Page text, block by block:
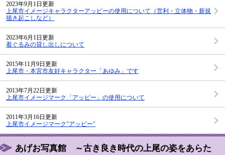
2023年9月1日更新
上尾市イメージキャラクターアッピーの使用について（営利・立体物・新規
描き起こしなど）
2023年6月1日更新
着ぐるみの貸し出しについて
2015年11月9日更新
上尾市・本宮市友好キャラクター「あゆみ」です
2013年7月22日更新
上尾市イメージマーク「アッピー」の使用について
2011年3月16日更新
上尾市イメージマーク"アッピー"
あげお写真館 ～古き良き時代の上尾の姿をあらた